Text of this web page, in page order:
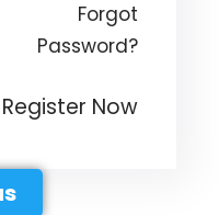
Forgot
Password?
Register Now